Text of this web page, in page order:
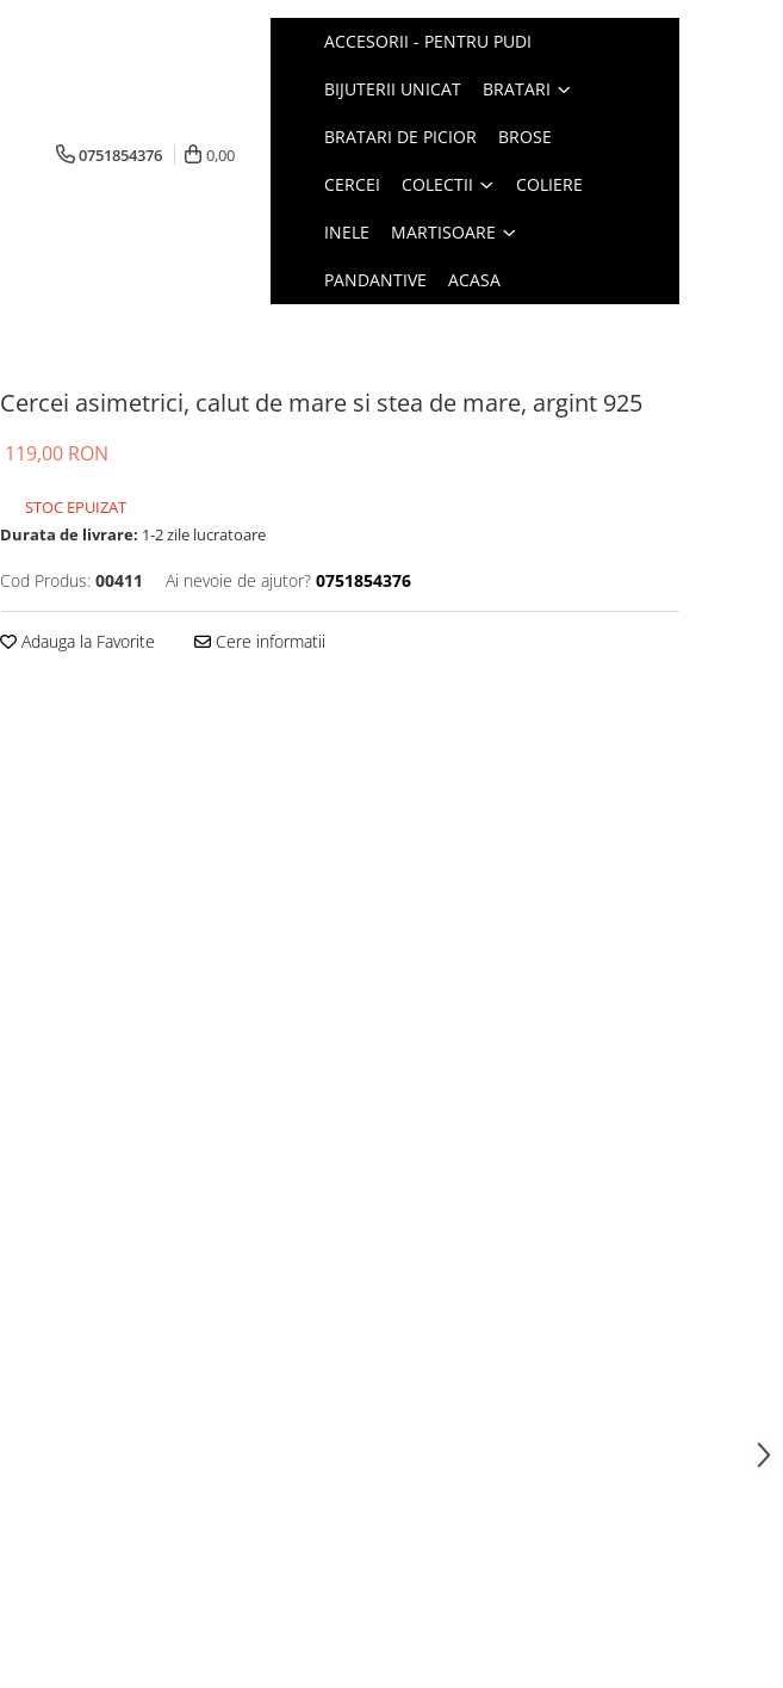
0751854376 0,00
ACCESORII - PENTRU PUDI
BIJUTERII UNICAT BRATARI
BRATARI DE PICIOR BROSE
CERCEI COLECTII COLIERE
INELE MARTISOARE
PANDANTIVE ACASA
Cercei asimetrici, calut de mare si stea de mare, argint 925
119,00 RON
STOC EPUIZAT
Durata de livrare: 1-2 zile lucratoare
Cod Produs: 00411 Ai nevoie de ajutor? 0751854376
Adauga la Favorite Cere informatii